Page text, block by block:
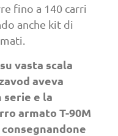
fino a 140 carri
anche kit di
vasta scala
aveva
serie e la
armato T-90M